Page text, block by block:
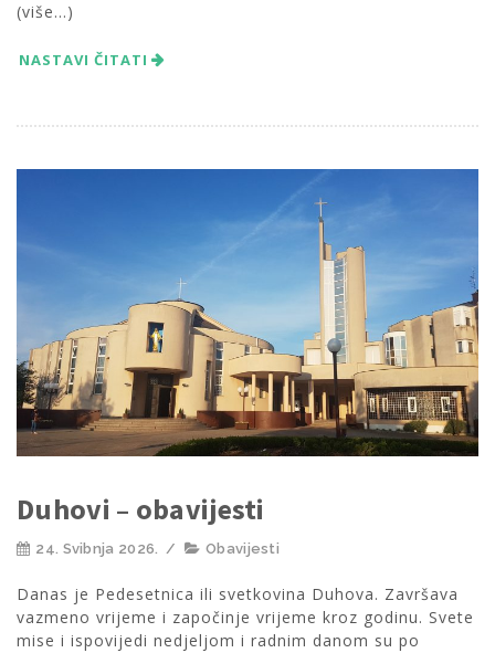
(više…)
NASTAVI ČITATI
Duhovi – obavijesti
24. Svibnja 2026. / Obavijesti
Danas je Pedesetnica ili svetkovina Duhova. Završava
vazmeno vrijeme i započinje vrijeme kroz godinu. Svete
mise i ispovijedi nedjeljom i radnim danom su po